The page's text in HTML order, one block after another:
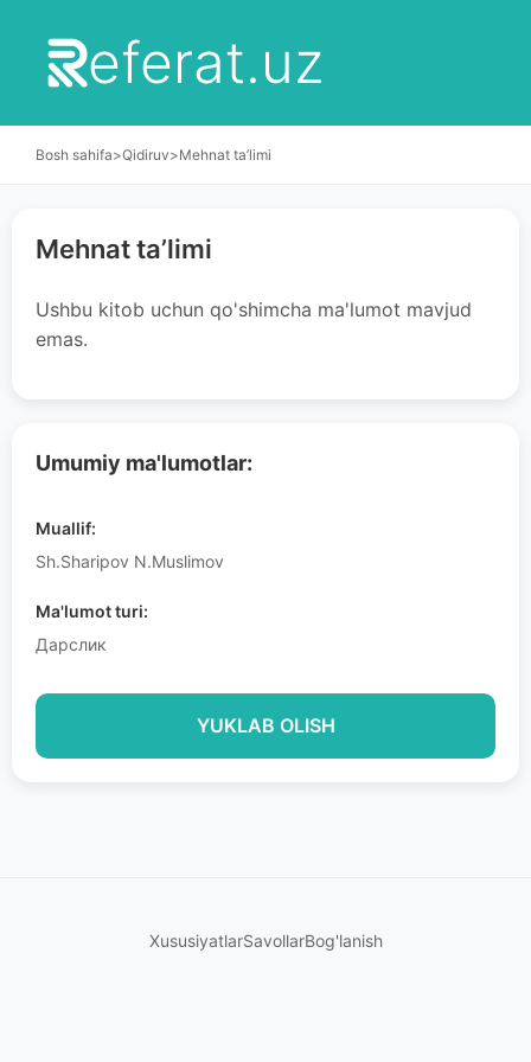
eferat.uz
Bosh sahifa>Qidiruv>Mehnat ta’limi
Umumiy ma'lumotlar:
Muallif:
Sh.Sharipov N.Muslimov
Ma'lumot turi:
Дарслик
YUKLAB OLISH
Mehnat ta’limi
Ushbu kitob uchun qo'shimcha ma'lumot mavjud
emas.
XususiyatlarSavollarBog'lanish